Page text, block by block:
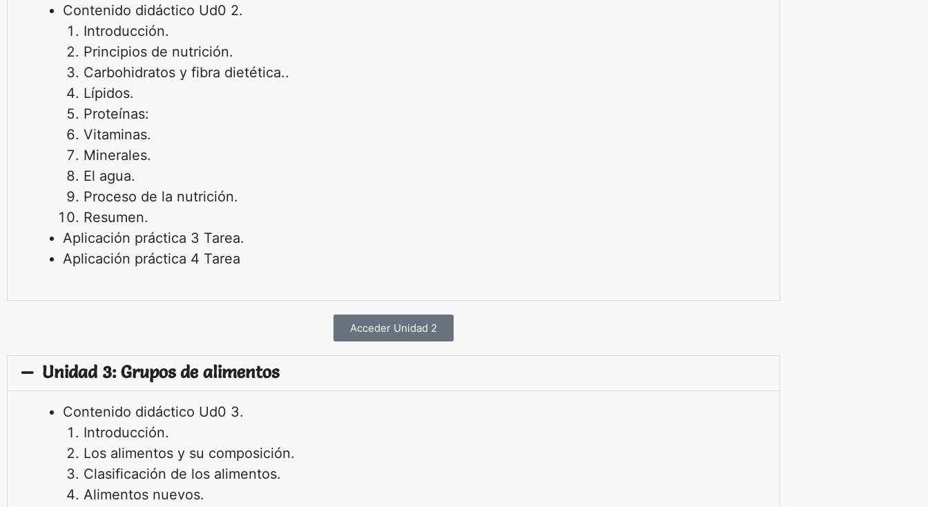
Contenido didáctico Ud0 2.
Introducción.
Principios de nutrición.
Carbohidratos y fibra dietética..
Lípidos.
Proteínas:
Vitaminas.
Minerales.
El agua.
Proceso de la nutrición.
Resumen.
Aplicación práctica 3 Tarea.
Aplicación práctica 4 Tarea
Acceder Unidad 2
Unidad 3: Grupos de alimentos
Contenido didáctico Ud0 3.
Introducción.
Los alimentos y su composición.
Clasificación de los alimentos.
Alimentos nuevos.